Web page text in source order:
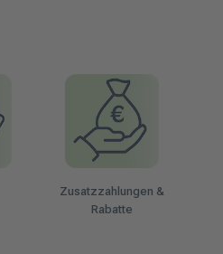
Zusatzzahlungen &
Rabatte